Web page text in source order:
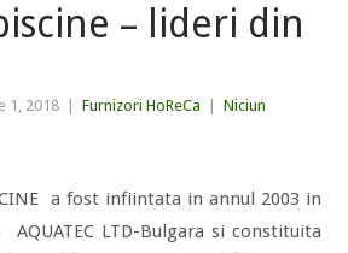
– lideri din
1, 2018 Furnizori HoReCa
Niciun
a fost infiintata in annul 2003 in
LTD-Bulgara si constituita